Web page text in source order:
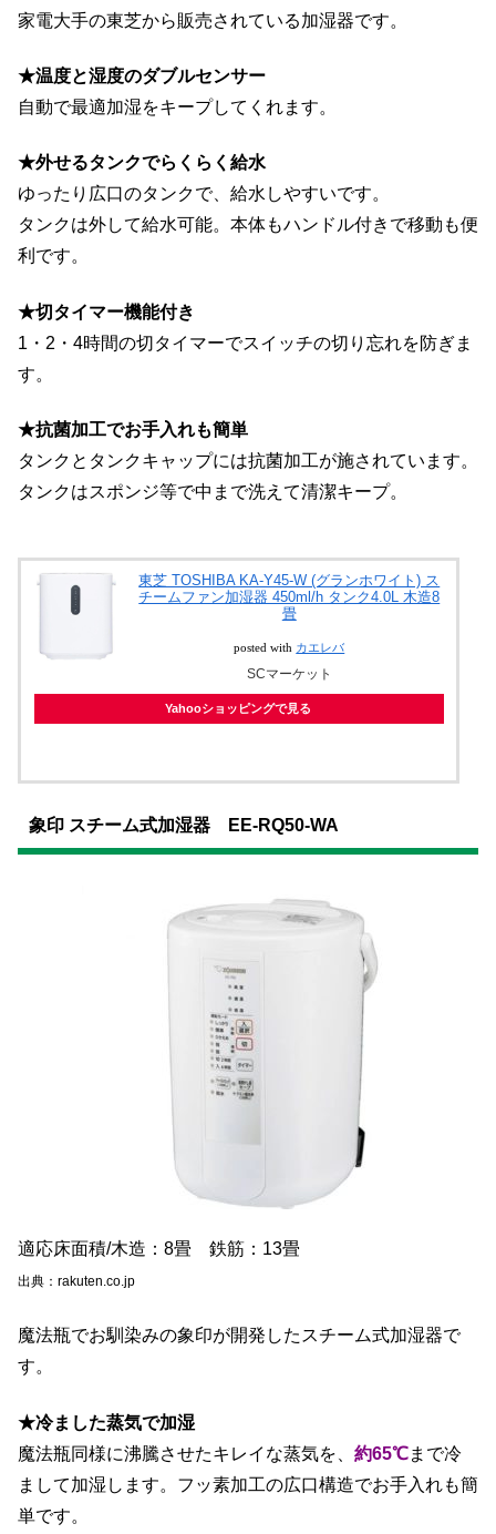
家電大手の東芝から販売されている加湿器です。
★温度と湿度のダブルセンサー
自動で最適加湿をキープしてくれます。
★外せるタンクでらくらく給水
ゆったり広口のタンクで、給水しやすいです。
タンクは外して給水可能。本体もハンドル付きで移動も便
利です。
★切タイマー機能付き
1・2・4時間の切タイマーでスイッチの切り忘れを防ぎま
す。
★抗菌加工でお手入れも簡単
タンクとタンクキャップには抗菌加工が施されています。
タンクはスポンジ等で中まで洗えて清潔キープ。
東芝 TOSHIBA KA-Y45-W (グランホワイト) ス
チームファン加湿器 450ml/h タンク4.0L 木造8
畳
posted with カエレバ
SCマーケット
Yahooショッピングで見る
象印 スチーム式加湿器 EE-RQ50-WA
適応床面積/木造：8畳 鉄筋：13畳
出典：rakuten.co.jp
魔法瓶でお馴染みの象印が開発したスチーム式加湿器で
す。
★冷ました蒸気で加湿
魔法瓶同様に沸騰させたキレイな蒸気を、 約65℃まで冷
まして加湿します。フッ素加工の広口構造でお手入れも簡
単です。